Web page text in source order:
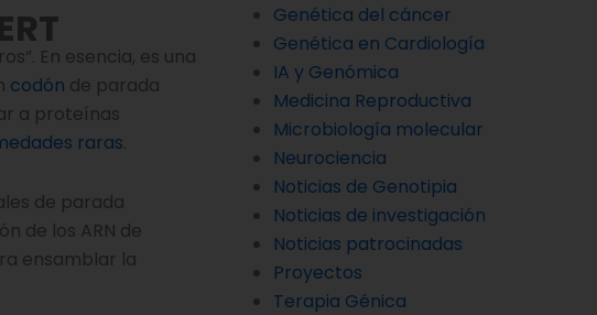
En esencia, es una
codón de parada
a proteínas
raras.
de parada
de los ARN de
ensamblar la
Genética del cáncer
Genética en Cardiología
IA y Genómica
Medicina Reproductiva
Microbiología molecular
Neurociencia
Noticias de Genotipia
Noticias de investigación
Noticias patrocinadas
Proyectos
Terapia Génica